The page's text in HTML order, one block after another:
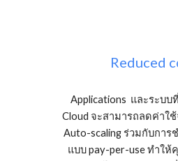
Reduced
Applications  และระบบ
Cloud จะสามารถลดค่าใ
Auto-scaling ร่วมกับการ
แบบ pay-per-use ทำให้